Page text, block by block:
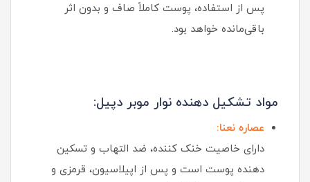
پس از استفاده، پوست کاملاً صاف و بدون اثر
باقی‌مانده خواهد بود.
مواد تشکیل‌ دهنده نوار موبر دپیل:
عصاره نعنا:
دارای خاصیت خنک‌ کننده، ضد التهاب و تسکین‌
دهنده پوست است و پس از اپیلاسیون، قرمزی و